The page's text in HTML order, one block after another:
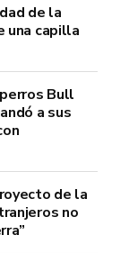
de la
una capilla
Bull
a sus
de la
no